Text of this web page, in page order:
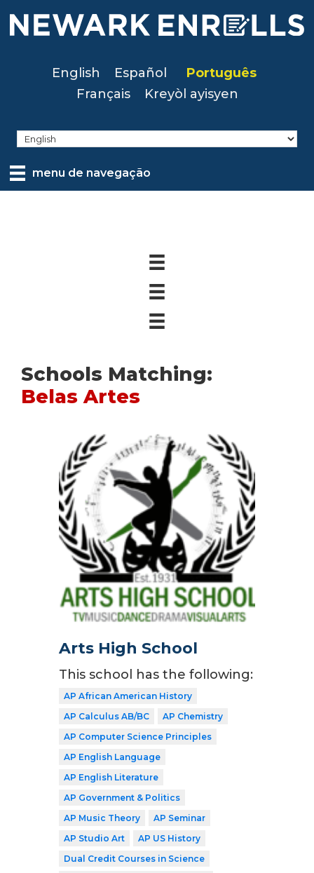
Skip
English Español
Português
Français
Kreyòl ayisyen
menu de navegação
Schools Matching:
Belas Artes
Arts High School
This school has the following:
AP African American History
AP Calculus AB/BC
AP Chemistry
AP Computer Science Principles
AP English Language
AP English Literature
AP Government & Politics
AP Music Theory
AP Seminar
AP Studio Art
AP US History
Dual Credit Courses in Science